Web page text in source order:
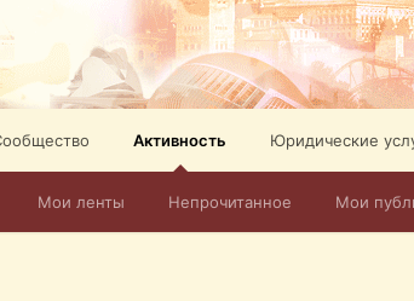
Активность
Мои ленты Непрочитанное Мои
Юридические